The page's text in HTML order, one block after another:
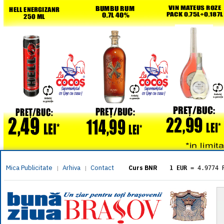
Mica Publicitate | Arhiva | Contact Curs BNR 1 EUR = 4.9774
= 5.8304
1 XAU= 464.4611
1 AED= 1.1933
1 AUD= 2.7957
1 BGN= 2.5449